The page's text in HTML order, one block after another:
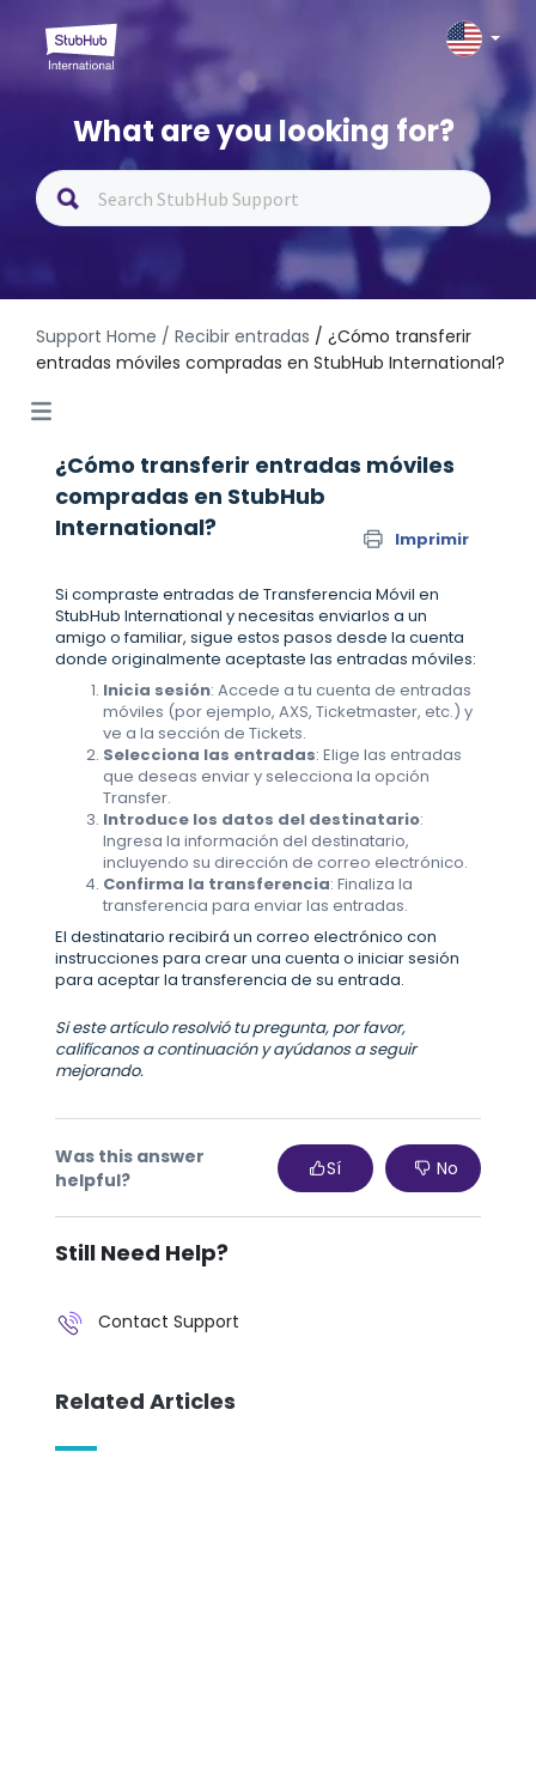
What are you looking for?
Support Home / Recibir entradas / ¿Cómo transferir
entradas móviles compradas en StubHub International?
¿Cómo transferir entradas móviles
compradas en StubHub
International?
Imprimir
Si compraste entradas de Transferencia Móvil en
StubHub International y necesitas enviarlos a un
amigo o familiar, sigue estos pasos desde la cuenta
donde originalmente aceptaste las entradas móviles:
Inicia sesión: Accede a tu cuenta de entradas
móviles (por ejemplo, AXS, Ticketmaster, etc.) y
ve a la sección de Tickets.
Selecciona las entradas: Elige las entradas
que deseas enviar y selecciona la opción
Transfer.
Introduce los datos del destinatario:
Ingresa la información del destinatario,
incluyendo su dirección de correo electrónico.
Confirma la transferencia: Finaliza la
transferencia para enviar las entradas.
El destinatario recibirá un correo electrónico con
instrucciones para crear una cuenta o iniciar sesión
para aceptar la transferencia de su entrada.
Si este artículo resolvió tu pregunta, por favor,
califícanos a continuación y ayúdanos a seguir
mejorando.
Was this answer
helpful?
Sí No
Still Need Help?
Contact Support
Related Articles